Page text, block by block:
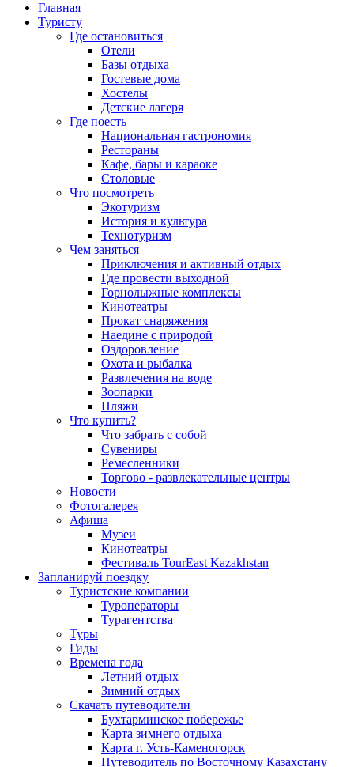
Главная
Туристу
Где остановиться
Отели
Базы отдыха
Гостевые дома
Хостелы
Детские лагеря
Где поесть
Национальная гастрономия
Рестораны
Кафе, бары и караоке
Столовые
Что посмотреть
Экотуризм
История и культура
Технотуризм
Чем заняться
Приключения и активный отдых
Где провести выходной
Горнолыжные комплексы
Кинотеатры
Прокат снаряжения
Наедине с природой
Оздоровление
Охота и рыбалка
Развлечения на воде
Зоопарки
Пляжи
Что купить?
Что забрать с собой
Сувениры
Ремесленники
Торгово - развлекательные центры
Новости
Фотогалерея
Афиша
Музеи
Кинотеатры
Фестиваль TourEast Kazakhstan
Запланируй поездку
Туристские компании
Туроператоры
Турагентства
Туры
Гиды
Времена года
Летний отдых
Зимний отдых
Скачать путеводители
Бухтарминское побережье
Карта зимнего отдыха
Карта г. Усть-Каменогорск
Путеводитель по Восточному Казахстану